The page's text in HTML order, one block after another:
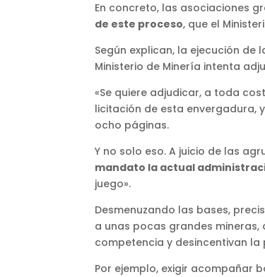
En concreto, las asociaciones
de este proceso, que el
Según explican, la ejecución
Ministerio de Minería intenta
«Se quiere adjudicar, a toda
licitación de esta envergadura,
ocho páginas.
Y no solo eso. A juicio de las
mandato la actual
juego».
Desmenuzando las bases,
a unas pocas grandes
competencia y desincentivan
Por ejemplo, exigir acompañar